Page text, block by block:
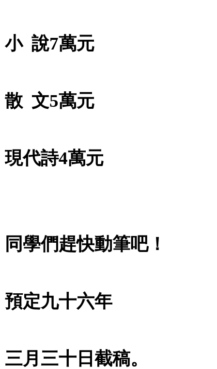
小 說7萬元
散 文5萬元
現代詩4萬元
同學們趕快動筆吧！
預定九十六年
三月三十日截稿。